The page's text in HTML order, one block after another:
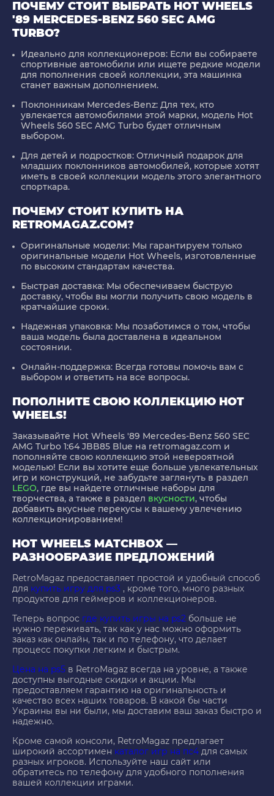
ПОЧЕМУ СТОИТ ВЫБРАТЬ HOT WHEELS
'89 MERCEDES-BENZ 560 SEC AMG
TURBO?
Идеально для коллекционеров: Если вы собираете
спортивные автомобили или ищете редкие модели
для пополнения своей коллекции, эта машинка
станет важным дополнением.
Поклонникам Mercedes-Benz: Для тех, кто
увлекается автомобилями этой марки, модель Hot
Wheels 560 SEC AMG Turbo будет отличным
выбором.
Для детей и подростков: Отличный подарок для
младших поклонников автомобилей, которые хотят
иметь в своей коллекции модель этого элегантного
спорткара.
ПОЧЕМУ СТОИТ КУПИТЬ НА
RETROMAGAZ.COM?
Оригинальные модели: Мы гарантируем только
оригинальные модели Hot Wheels, изготовленные
по высоким стандартам качества.
Быстрая доставка: Мы обеспечиваем быструю
доставку, чтобы вы могли получить свою модель в
кратчайшие сроки.
Надежная упаковка: Мы позаботимся о том, чтобы
ваша модель была доставлена в идеальном
состоянии.
Онлайн-поддержка: Всегда готовы помочь вам с
выбором и ответить на все вопросы.
ПОПОЛНИТЕ СВОЮ КОЛЛЕКЦИЮ HOT
WHEELS!
Заказывайте Hot Wheels '89 Mercedes-Benz 560 SEC
AMG Turbo 1:64 JBB85 Blue на retromagaz.com и
пополняйте свою коллекцию этой невероятной
моделью! Если вы хотите еще больше увлекательных
игр и конструкций, не забудьте заглянуть в раздел
LEGO, где вы найдете отличные наборы для
творчества, а также в раздел вкусности, чтобы
добавить вкусные перекусы к вашему увлечению
коллекционированием!
HOT WHEELS MATCHBOX —
РАЗНООБРАЗИЕ ПРЕДЛОЖЕНИЙ
RetroMagaz предоставляет простой и удобный способ
для купить игру для ps3 , кроме того, много разных
продуктов для геймеров и коллекционеров.
Теперь вопрос где купить игры на ps2 больше не
нужно переживать, так как у нас можно оформить
заказ как онлайн, так и по телефону, что делает
процесс покупки легким и быстрым.
Цена на ps5 в RetroMagaz всегда на уровне, а также
доступны выгодные скидки и акции. Мы
предоставляем гарантию на оригинальность и
качество всех наших товаров. В какой бы части
Украины вы ни были, мы доставим ваш заказ быстро и
надежно.
Кроме самой консоли, RetroMagaz предлагает
широкий ассортимен каталог игр на пс4 для самых
разных игроков. Используйте наш сайт или
обратитесь по телефону для удобного пополнения
вашей коллекции играми.